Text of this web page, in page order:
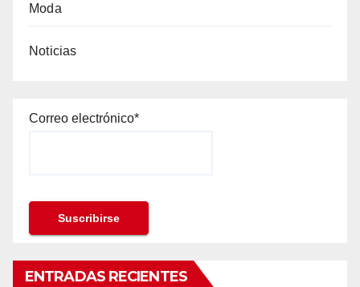
Moda
Noticias
Correo electrónico*
ENTRADAS RECIENTES